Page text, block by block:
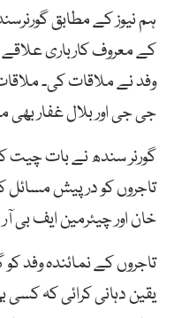
ہم نیوز کے مطابق
کے معروف کارباری
وفد نے ملاقات کی۔
جی جی اور بلال غفار بھی
گورنر سندھ نے بات چیت
تاجروں کو درپیش
خان اور چیئرمین ایف بی
تاجروں کے نمائندہ وفد
یقین دہانی کرائی کہ